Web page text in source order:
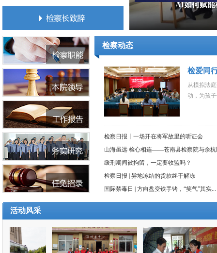
绿化带，代表委员来听证 AI如何赋能
检察动态
检爱同
从模拟法
动，为孩
检察日报丨一场开在将军故里的听证会
山海虽远 检心相连——苍南县检察院与余杭
缓刑期间被拘留，一定要收监吗？
检察日报 | 异地冻结的货款终于解冻
国际禁毒日 | 方向盘变铁手铐，“笑气”其实...
活动风采